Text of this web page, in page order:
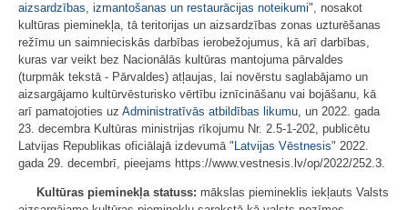
aizsardzības, izmantošanas un restaurācijas noteikumi", nosakot
kultūras pieminekļa, tā teritorijas un aizsardzības zonas uzturēšanas
režīmu un saimnieciskās darbības ierobežojumus, kā arī darbības,
kuras var veikt bez Nacionālās kultūras mantojuma pārvaldes
(turpmāk tekstā - Pārvaldes) atļaujas, lai novērstu saglabājamo un
aizsargājamo kultūrvēsturisko vērtību iznīcināšanu vai bojāšanu, kā
arī pamatojoties uz Administratīvās atbildības likumu, un 2022. gada
23. decembra Kultūras ministrijas rīkojumu Nr. 2.5-1-202, publicētu
Latvijas Republikas oficiālajā izdevumā " Latvijas Vēstnesis" 2022.
gada 29. decembrī, pieejams https://www.vestnesis.lv/op/2022/252.3.
Kultūras pieminekļa statuss: mākslas piemineklis iekļauts Valsts